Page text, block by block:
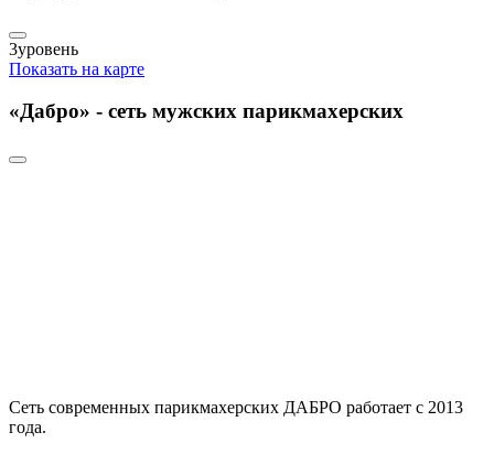
3уровень
Показать на карте
«Дабро» - сеть мужских парикмахерских
Сеть современных парикмахерских ДАБРО работает с 2013
года.